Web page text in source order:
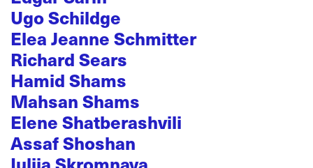
Ugo Schildge
Elea Jeanne Schmitter
Richard Sears
Hamid Shams
Mahsan Shams
Elene Shatberashvili
Assaf Shoshan